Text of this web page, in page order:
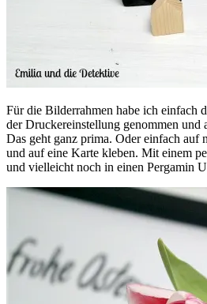
Für die Bilderrahmen habe ich einfach
der Druckereinstellung genommen und
Das geht ganz prima. Oder einfach auf
und auf eine Karte kleben. Mit einem
und vielleicht noch in einen Pergamin